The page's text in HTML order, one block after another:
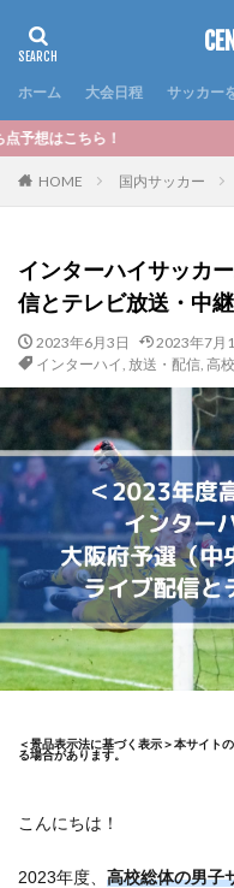
ホーム 大会日程 サッカー
HOME 国内サッカー
インターハイサッカ
信とテレビ放送・中
2023年6月3日 2023年7月
インターハイ, 放送・配信, 高
＜景品表示法に基づく表示＞本サイト
る場合があります。
こんにちは！
2023年度、 高校総体の男子